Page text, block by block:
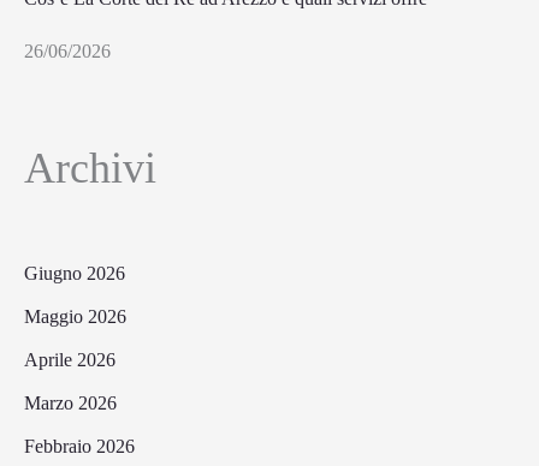
26/06/2026
Archivi
Giugno 2026
Maggio 2026
Aprile 2026
Marzo 2026
Febbraio 2026